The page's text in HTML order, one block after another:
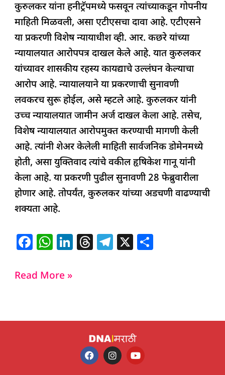
कुरुलकर यांना हनीट्रॅपमध्ये फसवून त्यांच्याकडून गोपनीय
माहिती मिळवली, असा एटीएसचा दावा आहे. एटीएसने
या प्रकरणी विशेष न्यायाधीश व्ही. आर. कछरे यांच्या
न्यायालयात आरोपपत्र दाखल केले आहे. यात कुरुलकर
यांच्यावर शासकीय रहस्य कायद्याचे उल्लंघन केल्याचा
आरोप आहे. न्यायालयाने या प्रकरणाची सुनावणी
लवकरच सुरू होईल, असे म्हटले आहे. कुरुलकर यांनी
उच्च न्यायालयात जामीन अर्ज दाखल केला आहे. तसेच,
विशेष न्यायालयात आरोपमुक्त करण्याची मागणी केली
आहे. त्यांनी शेअर केलेली माहिती सार्वजनिक डोमेनमध्ये
होती, असा युक्तिवाद त्यांचे वकील हृषिकेश गानू यांनी
केला आहे. या प्रकरणी पुढील सुनावणी 28 फेब्रुवारीला
होणार आहे. तोपर्यंत, कुरुलकर यांच्या अडचणी वाढण्याची
शक्यता आहे.
F
c
o
W
at
p
Li
n
T
s
T
m
X
Read More »
F
a
c
I
n
s
Y
o
u